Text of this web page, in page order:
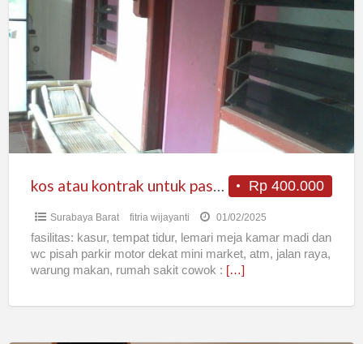
atau
kontrak
untuk
pasutri
atau
cowok
surabaya
barat
300rb
Rp 400.000
kos atau kontrak untuk pasutri atau cowok surabaya barat 300rb
Surabaya Barat fitria wijayanti 01/02/2025
fasilitas: kasur, tempat tidur, lemari meja kamar madi dan
wc pisah parkir motor dekat mini market, atm, jalan raya,
warung makan, rumah sakit cowok : […]